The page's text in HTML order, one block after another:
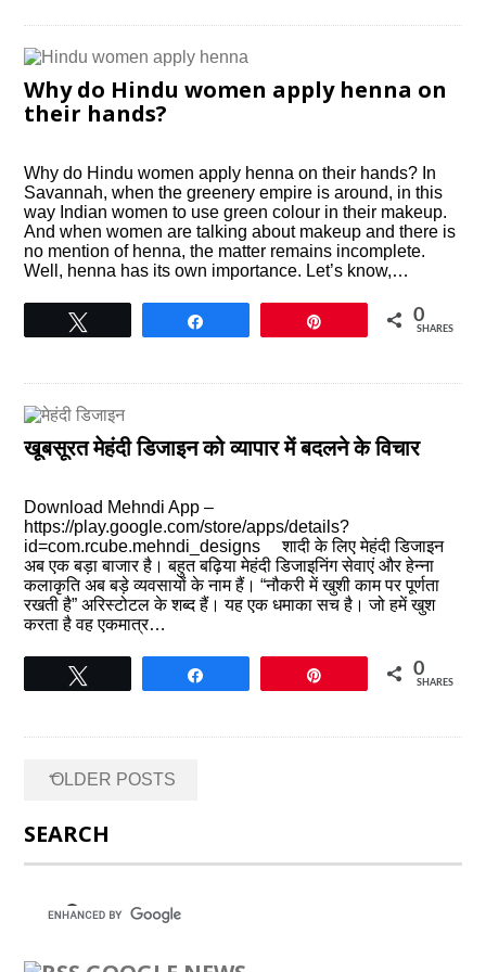
Why do Hindu women apply henna on
their hands?
Why do Hindu women apply henna on their hands? In
Savannah, when the greenery empire is around, in this
way Indian women to use green colour in their makeup.
And when women are talking about makeup and there is
no mention of henna, the matter remains incomplete.
Well, henna has its own importance. Let’s know,…
0
SHARES
खूबसूरत मेहंदी डिजाइन को व्यापार में बदलने के विचार
Download Mehndi App –
https://play.google.com/store/apps/details?
id=com.rcube.mehndi_designs शादी के लिए मेहंदी डिजाइन
अब एक बड़ा बाजार है। बहुत बढ़िया मेहंदी डिजाइनिंग सेवाएं और हेन्ना
कलाकृति अब बड़े व्यवसायों के नाम हैं। “नौकरी में खुशी काम पर पूर्णता
रखती है” अरिस्टोटल के शब्द हैं। यह एक धमाका सच है। जो हमें खुश
करता है वह एकमात्र…
0
SHARES
navigation
←
OLDER POSTS
SEARCH